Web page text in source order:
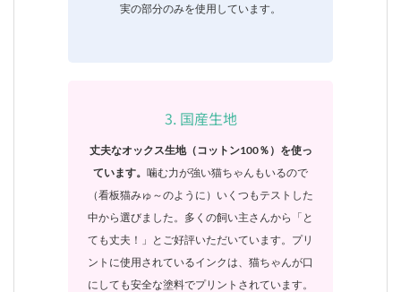
実の部分のみを使用しています。
3. 国産生地
丈夫なオックス生地（コットン100％）を使っ
ています。 噛む力が強い猫ちゃんもいるので
（看板猫みゅ～のように）いくつもテストした
中から選びました。多くの飼い主さんから「と
ても丈夫！」とご好評いただいています。プリ
ントに使用されているインクは、猫ちゃんが口
にしても安全な塗料でプリントされています。